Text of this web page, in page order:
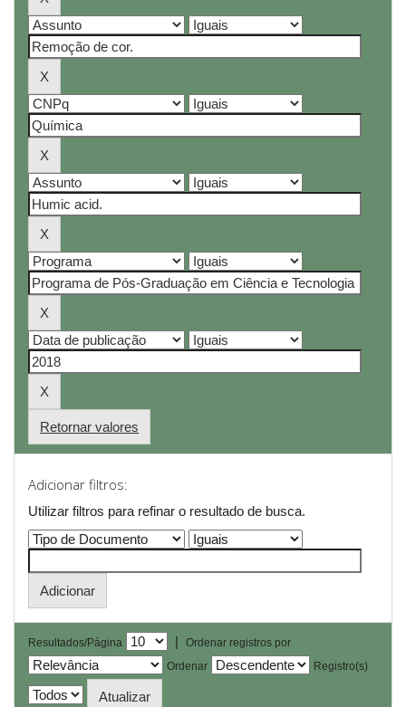
Retornar valores
Adicionar filtros:
Utilizar filtros para refinar o resultado de busca.
Resultados/Página |
Ordenar registros por
Ordenar
Registro(s)